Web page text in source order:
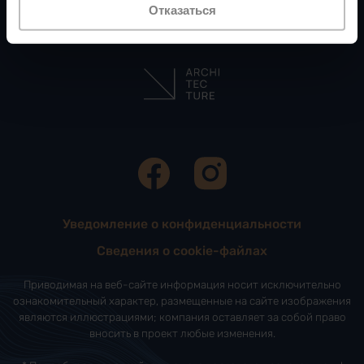
Отказаться
АРХИТЕКТОР
Уведомление о конфиденциальности
Сведения о cookie-файлах
Приводимая на веб-сайте информация носит исключительно
ознакомительный характер, размещенные на сайте изображения
являются иллюстрациями; компания оставляет за собой право
вносить в проект любые изменения.